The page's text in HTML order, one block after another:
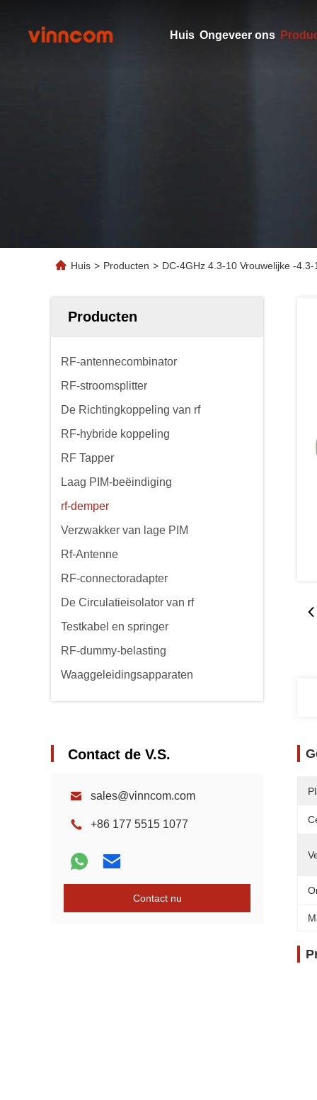
Huis Ongeveer ons
Huis > Producten > DC-4GHz 4.3-10 Vrouwelijke -
Producten
RF-antennecombinator
RF-stroomsplitter
De Richtingkoppeling van rf
RF-hybride koppeling
RF Tapper
Laag PIM-beëindiging
rf-demper
Verzwakker van lage PIM
Rf-Antenne
RF-connectoradapter
De Circulatieisolator van rf
Testkabel en springer
RF-dummy-belasting
Waaggeleidingsapparaten
Contact de V.S.
sales@vinncom.com
+86 177 5515 1077
Contact nu